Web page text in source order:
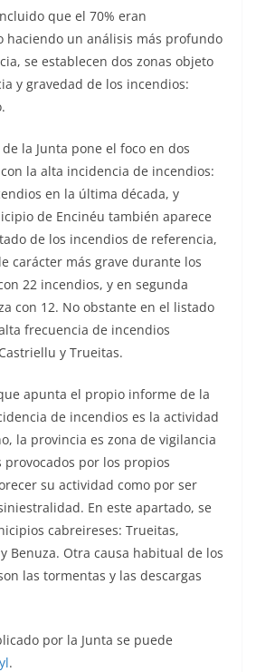
que el 70% eran
haciendo un análisis más profundo
se establecen dos zonas objeto
y gravedad de los incendios:
la Junta pone el foco en dos
la alta incidencia de incendios:
en la última década, y
de Encinéu también aparece
de los incendios de referencia,
carácter más grave durante los
22 incendios, y en segunda
con 12. No obstante en el listado
frecuencia de incendios
y Trueitas.
apunta el propio informe de la
de incendios es la actividad
la provincia es zona de vigilancia
por los propios
su actividad como por ser
En este apartado, se
cabreireses: Trueitas,
Benuza. Otra causa habitual de los
las tormentas y las descargas
por la Junta se puede
.